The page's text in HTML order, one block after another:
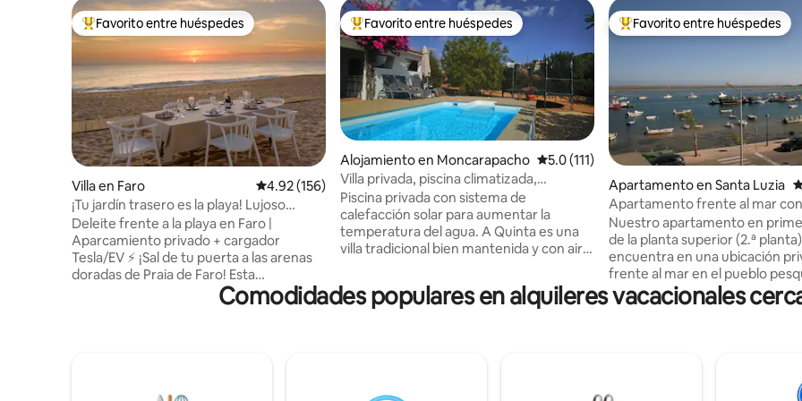
Favorito entre huéspedes preferido
Favorito entre huéspedes
Villa en Faro Calificación promedio: 4.92 de 5, 156 reseñas
4.92 (156)
¡Tu jardín trasero es la playa! Lujoso
alojamiento de 3 dormitorios.
Deleite frente a la playa en Faro |
Aparcamiento privado + cargador
Tesla/EV ⚡ ¡Sal de tu puerta a las arenas
doradas de Praia de Faro! Esta
encantadora casa frente a la playa
ofrece vistas inmejorables, comodidades
relajación junto al mar. Por 🌟 qué te
Favorito entre huéspedes preferido
Favorito entre huéspedes
Alojamiento en Moncarapacho Calificación promedio: 5.0 de 5, 111 reseñas
5.0 (111)
Villa privada, piscina climatizada,
bádminton, ping-pong y más
Piscina privada con sistema de
calefacción solar para aumentar la
temperatura del agua. A Quinta es una
villa tradicional bien mantenida y con aire
de la playa de Fuseta. Fresca en verano
pero cálida y acogedora en invierno.
Favorito entre huéspedes
Favorito entre huéspedes
Apartamento en Santa Luzia
Apartamento frente al mar con
hermosas vistas al mar
Nuestro apartamento en
de la planta superior (2.ª
encuentra en una ubicación
frente al mar en el pueblo
virgen de Santa Luzia. Nuestra espaciosa
terraza privada sin vistas con
magníficamente situada junto a
de la Ría Formosa. Para tu comodidad,
Comodidades populares en alquileres vacacionales